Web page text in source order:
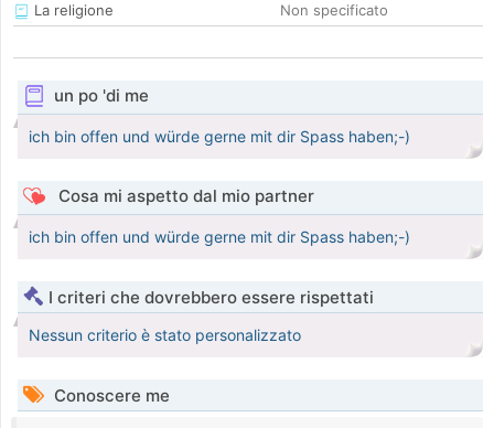
La religione
Non specificato
un po 'di me
ich bin offen und würde gerne mit dir Spass haben;-)
Cosa mi aspetto dal mio partner
ich bin offen und würde gerne mit dir Spass haben;-)
I criteri che dovrebbero essere rispettati
Nessun criterio è stato personalizzato
Conoscere me